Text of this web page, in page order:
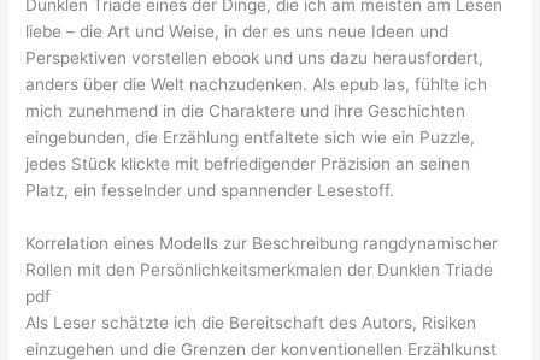
Dunklen Triade eines der Dinge, die ich am meisten am Lesen
liebe – die Art und Weise, in der es uns neue Ideen und
Perspektiven vorstellen ebook und uns dazu herausfordert,
anders über die Welt nachzudenken. Als epub las, fühlte ich
mich zunehmend in die Charaktere und ihre Geschichten
eingebunden, die Erzählung entfaltete sich wie ein Puzzle,
jedes Stück klickte mit befriedigender Präzision an seinen
Platz, ein fesselnder und spannender Lesestoff.
Korrelation eines Modells zur Beschreibung rangdynamischer
Rollen mit den Persönlichkeitsmerkmalen der Dunklen Triade
pdf
Als Leser schätzte ich die Bereitschaft des Autors, Risiken
einzugehen und die Grenzen der konventionellen Erzählkunst